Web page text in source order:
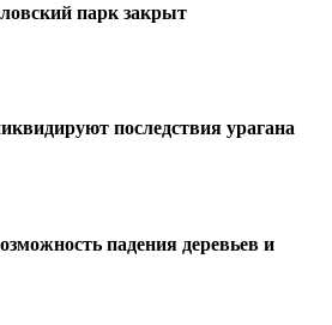
парк закрыт
последствия урагана
падения деревьев и